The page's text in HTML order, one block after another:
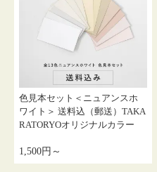
色見本セット＜ニュアンスホ
ワイト＞ 送料込（郵送）TAKA
RATORYOオリジナルカラー
1,500円～